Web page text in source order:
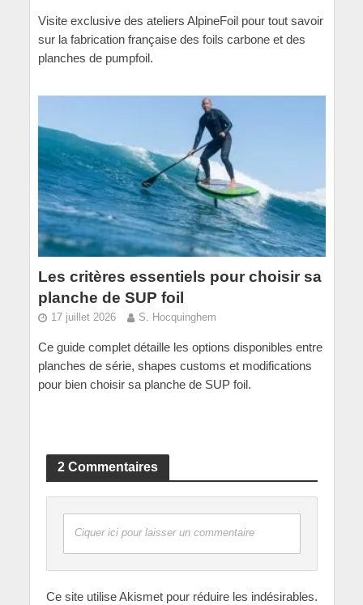
Visite exclusive des ateliers AlpineFoil pour tout savoir
sur la fabrication française des foils carbone et des
planches de pumpfoil.
Les critères essentiels pour choisir sa
planche de SUP foil
17 juillet 2026 S. Hocquinghem
Ce guide complet détaille les options disponibles entre
planches de série, shapes customs et modifications
pour bien choisir sa planche de SUP foil.
2 Commentaires
Ciquer ici pour laisser un commentaire
Ce site utilise Akismet pour réduire les indésirables.